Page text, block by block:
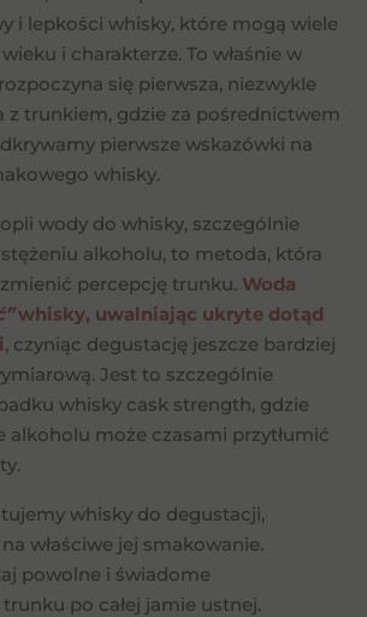
i lepkości whisky, które mogą wiele
i charakterze. To właśnie w
się pierwsza, niezwykle
z trunkiem, gdzie za pośrednictwem
pierwsze wskazówki na
whisky.
wody do whisky, szczególnie
alkoholu, to metoda, która
percepcję trunku. Woda
whisky, uwalniając ukryte dotąd
, czyniąc degustację jeszcze bardziej
Jest to szczególnie
whisky cask strength, gdzie
alkoholu może czasami przytłumić
whisky do degustacji,
właściwe jej smakowanie.
powolne i świadome
po całej jamie ustnej.